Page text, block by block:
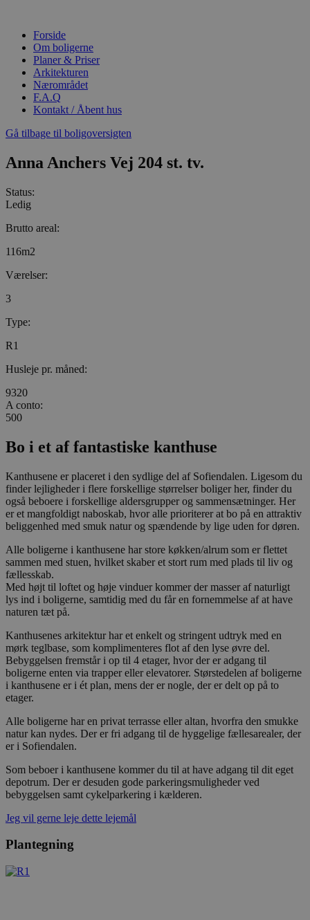
indholdForside
Om boligerne
Planer & Priser
Arkitekturen
Nærområdet
F.A.Q
Kontakt / Åbent hus
Gå tilbage til boligoversigten
Anna Anchers Vej 204 st. tv.
Status:
Ledig
Brutto areal:
116m2
Værelser:
3
Type:
R1
Husleje pr. måned:
9320
A conto:
500
Bo i et af fantastiske kanthuse
Kanthusene er placeret i den sydlige del af Sofiendalen. Ligesom du
finder lejligheder i flere forskellige størrelser boliger her, finder du
også beboere i forskellige aldersgrupper og sammensætninger. Her
er et mangfoldigt naboskab, hvor alle prioriterer at bo på en attraktiv
beliggenhed med smuk natur og spændende by lige uden for døren.
Alle boligerne i kanthusene har store køkken/alrum som er flettet
sammen med stuen, hvilket skaber et stort rum med plads til liv og
fællesskab.
Med højt til loftet og høje vinduer kommer der masser af naturligt
lys ind i boligerne, samtidig med du får en fornemmelse af at have
naturen tæt på.
Kanthusenes arkitektur har et enkelt og stringent udtryk med en
mørk teglbase, som komplimenteres flot af den lyse øvre del.
Bebyggelsen fremstår i op til 4 etager, hvor der er adgang til
boligerne enten via trapper eller elevatorer. Størstedelen af boligerne
i kanthusene er i ét plan, mens der er nogle, der er delt op på to
etager.
Alle boligerne har en privat terrasse eller altan, hvorfra den smukke
natur kan nydes. Der er fri adgang til de hyggelige fællesarealer, der
er i Sofiendalen.
Som beboer i kanthusene kommer du til at have adgang til dit eget
depotrum. Der er desuden gode parkeringsmuligheder ved
bebyggelsen samt cykelparkering i kælderen.
Jeg vil gerne leje dette lejemål
Plantegning